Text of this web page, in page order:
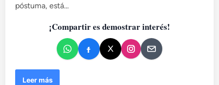
a
póstuma, está…
¡Compartir es demostrar interés!
E
Leer más